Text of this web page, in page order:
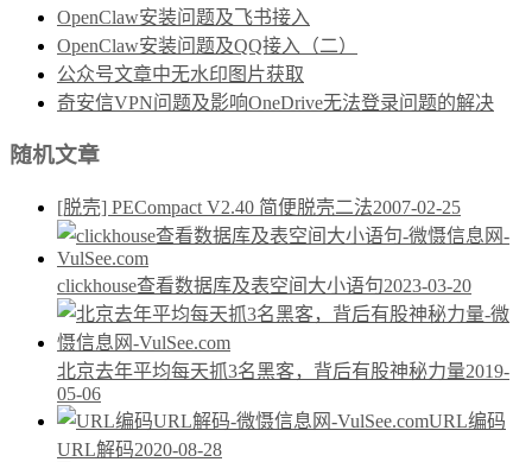
OpenClaw安装问题及飞书接入
OpenClaw安装问题及QQ接入（二）
公众号文章中无水印图片获取
奇安信VPN问题及影响OneDrive无法登录问题的解决
随机文章
[脱壳] PECompact V2.40 简便脱壳二法2007-02-25
clickhouse查看数据库及表空间大小语句2023-03-20
北京去年平均每天抓3名黑客，背后有股神秘力量2019-
05-06
URL编码
URL解码2020-08-28